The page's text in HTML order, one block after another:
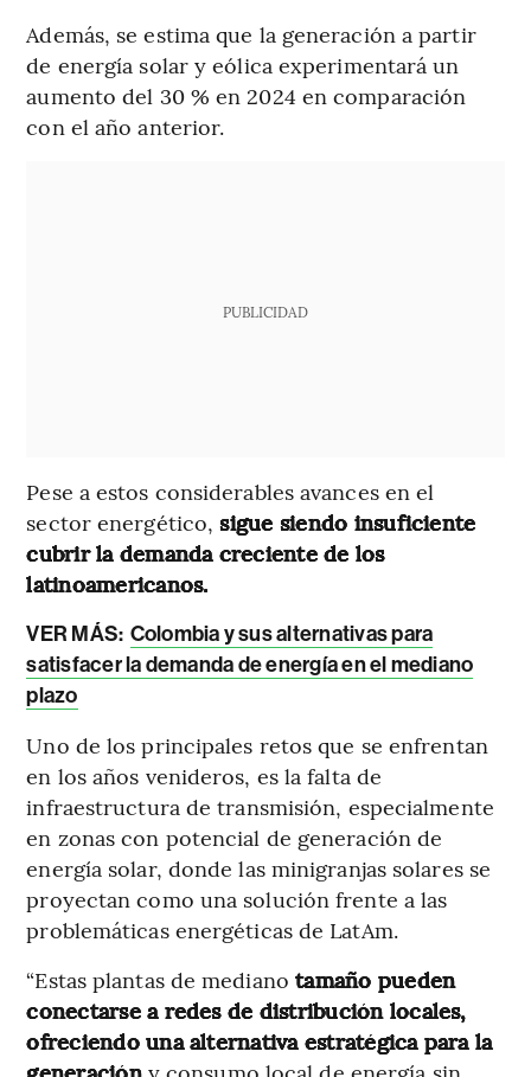
Además, se estima que la generación a partir
de energía solar y eólica experimentará un
aumento del 30 % en 2024 en comparación
con el año anterior.
PUBLICIDAD
Pese a estos considerables avances en el
sector energético, sigue siendo insuficiente
cubrir la demanda creciente de los
latinoamericanos.
VER MÁS: Colombia y sus alternativas para
satisfacer la demanda de energía en el mediano
plazo
Uno de los principales retos que se enfrentan
en los años venideros, es la falta de
infraestructura de transmisión, especialmente
en zonas con potencial de generación de
energía solar, donde las minigranjas solares se
proyectan como una solución frente a las
problemáticas energéticas de LatAm.
“Estas plantas de mediano tamaño pueden
conectarse a redes de distribución locales,
ofreciendo una alternativa estratégica para la